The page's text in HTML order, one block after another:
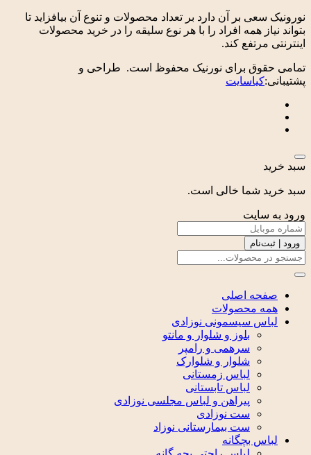
نورونیک سعی بر آن دارد بر تعداد محصولات و تنوع آن بیافزاید تا
بتواند نیاز همه افراد را با هر نوع سلیقه را در خرید محصولات
اینترنتی مرتفع کند.
تمامی حقوق برای نورنیک محفوظ است. طراحی و
پشتیبانی:کیاسایت
سبد خرید
سبد خرید شما خالی است.
ورود به سایت
ورود | ثبت‌نام
صفحه اصلی
همه محصولات
لباس سیسمونی نوزادی
بلوز و شلوار و مانتو
سرهمی و رامپر
شلوار و شلوارک
لباس زمستانی
لباس تابستانی
پیراهن و لباس مجلسی نوزادی
ست نوزادی
ست بیمارستانی نوزاد
لباس بچگانه